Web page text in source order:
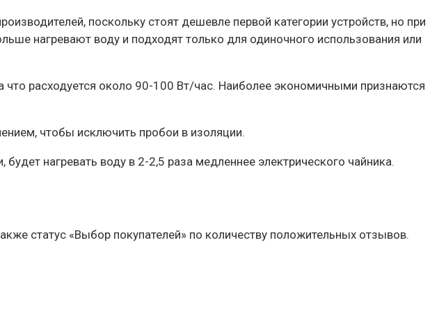
поскольку стоят дешевле первой категории устройств, но при
нагревают воду и подходят только для одиночного использования или
расходуется около 90-100 Вт/час. Наиболее экономичными признаются
чтобы исключить пробои в изоляции.
нагревать воду в 2-2,5 раза медленнее электрического чайника.
статус «Выбор покупателей» по количеству положительных отзывов.